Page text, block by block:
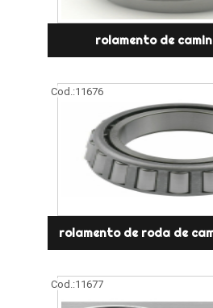
rolamento de
Cod.:11676
rolamento de roda de
Cod.:11677